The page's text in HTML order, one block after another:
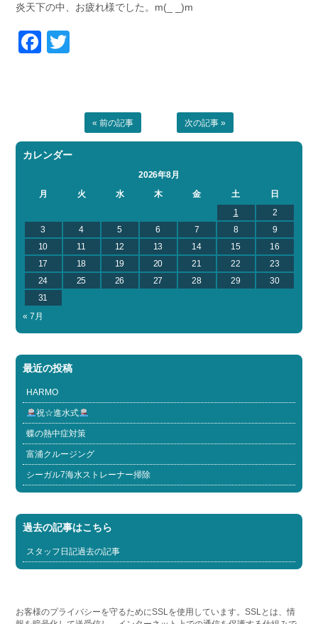
炎天下の中、お疲れ様でした。m(_ _)m
Facebook
« 前の記事 次の記事 »
カレンダー
2026年8月
月
火 水 木 金 土
日
1
2
3
4 5 6 7 8
9
10
11 12 13 14 15
16
17
18 19 20 21 22
23
24
25 26 27 28 29
30
31
« 7月
最近の投稿
HARMO
祝☆進水式
蝶の熱中症対策
富浦クルージング
シーガル7海水ストレーナー掃除
過去の記事はこちら
スタッフ日記過去の記事
お客様のプライバシーを守るためにSSLを使用しています。SSLとは、情